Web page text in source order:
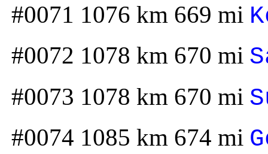
#0071 1076 km 669 mi
#0072 1078 km 670 mi
#0073 1078 km 670 mi
#0074 1085 km 674 mi